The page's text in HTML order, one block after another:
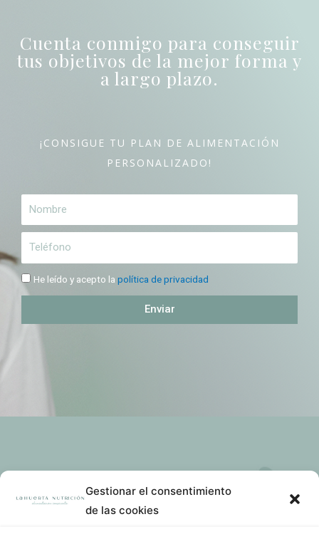
Gestionar el consentimiento
de las cookies
Cuenta conmigo para conseguir
tus objetivos de la mejor forma y
a largo plazo.
¡CONSIGUE TU PLAN DE ALIMENTACIÓN
PERSONALIZADO!
He leído y acepto la política de privacidad
Enviar